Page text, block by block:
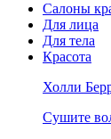
Салоны
Для лица
Для тела
Красота
Холли
Сушите